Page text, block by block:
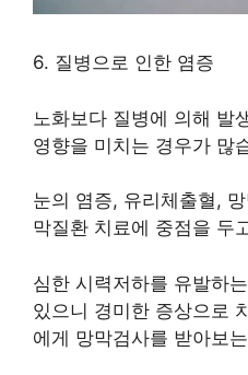
6. 질병으로 인한 염증
노화보다 질병에 의해 발
영향을 미치는 경우가 많
눈의 염증, 유리체출혈,
막질환 치료에 중점을 두
심한 시력저하를 유발하
있으니 경미한 증상으로
에게 망막검사를 받아보